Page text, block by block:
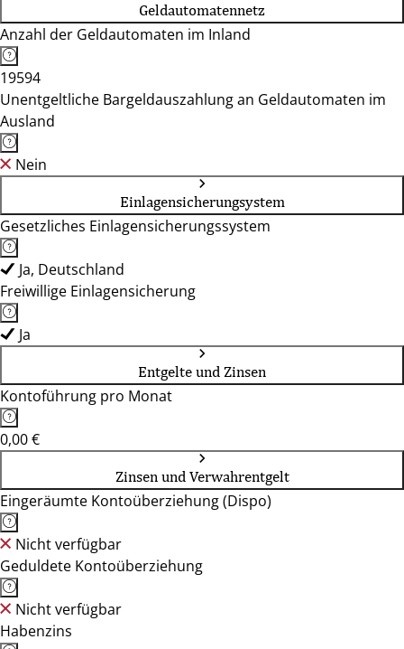
Geldautomatennetz
Anzahl der Geldautomaten im Inland
19594
Unentgeltliche Bargeldauszahlung an Geldautomaten im
Ausland
Nein
Einlagensicherungsystem
Gesetzliches Einlagensicherungssystem
Ja, Deutschland
Freiwillige Einlagensicherung
Ja
Entgelte und Zinsen
Kontoführung pro Monat
0,00 €
Zinsen und Verwahrentgelt
Eingeräumte Kontoüberziehung (Dispo)
Nicht verfügbar
Geduldete Kontoüberziehung
Nicht verfügbar
Habenzins